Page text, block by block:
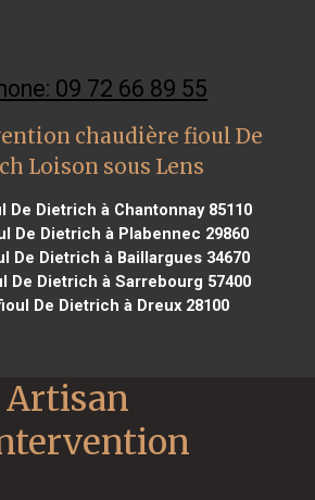
09 72 66 89 55
chaudière fioul De
Loison sous Lens
De Dietrich à Chantonnay 85110
De Dietrich à Plabennec 29860
De Dietrich à Baillargues 34670
De Dietrich à Sarrebourg 57400
De Dietrich à Dreux 28100
Artisan